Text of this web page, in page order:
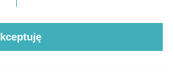
był bardziej wybitny od
rogu strony
. Niektóre
sprzeciwić się takiemu
będą miały zastosowania tylko